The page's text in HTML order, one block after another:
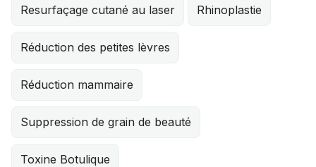
Resurfaçage cutané au laser Rhinoplastie
Réduction des petites lèvres
Réduction mammaire
Suppression de grain de beauté
Toxine Botulique